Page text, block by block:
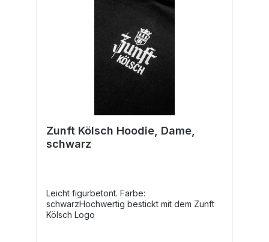
Zunft Kölsch Hoodie, Dame,
schwarz
Leicht figurbetont. Farbe:
schwarzHochwertig bestickt mit dem Zunft
Kölsch Logo